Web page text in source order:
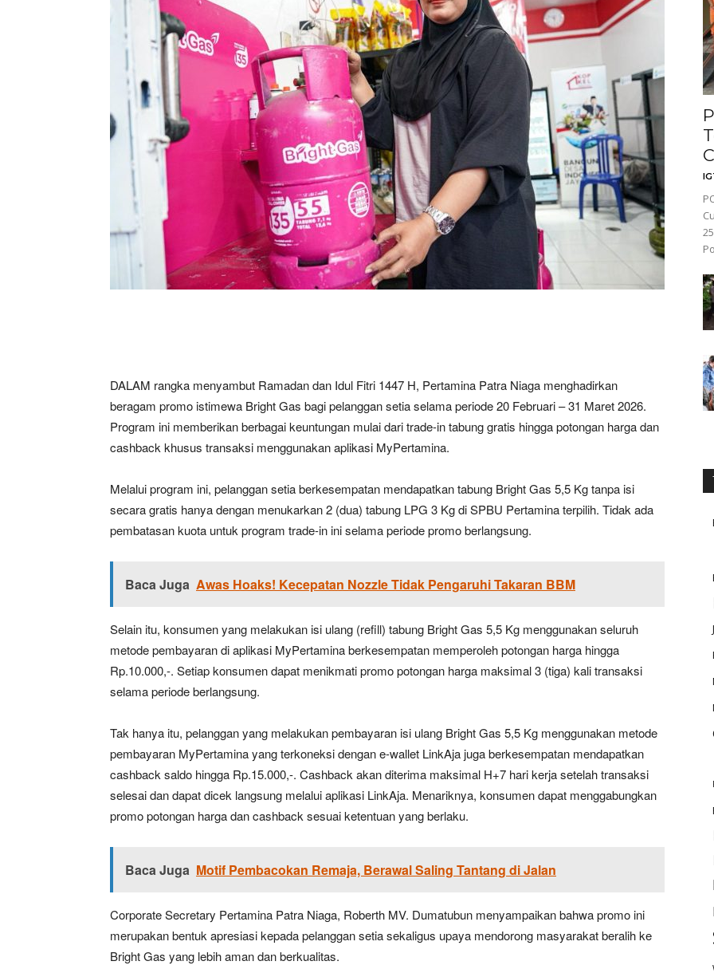
DALAM rangka menyambut Ramadan dan Idul Fitri 1447 H, Pertamina Patra Niaga menghadirkan
beragam promo istimewa Bright Gas bagi pelanggan setia selama periode 20 Februari – 31 Maret 2026.
Program ini memberikan berbagai keuntungan mulai dari trade-in tabung gratis hingga potongan harga dan
cashback khusus transaksi menggunakan aplikasi MyPertamina.
Melalui program ini, pelanggan setia berkesempatan mendapatkan tabung Bright Gas 5,5 Kg tanpa isi
secara gratis hanya dengan menukarkan 2 (dua) tabung LPG 3 Kg di SPBU Pertamina terpilih. Tidak ada
pembatasan kuota untuk program trade-in ini selama periode promo berlangsung.
Baca Juga Awas Hoaks! Kecepatan Nozzle Tidak Pengaruhi Takaran BBM
Selain itu, konsumen yang melakukan isi ulang (refill) tabung Bright Gas 5,5 Kg menggunakan seluruh
metode pembayaran di aplikasi MyPertamina berkesempatan memperoleh potongan harga hingga
Rp.10.000,-. Setiap konsumen dapat menikmati promo potongan harga maksimal 3 (tiga) kali transaksi
selama periode berlangsung.
Tak hanya itu, pelanggan yang melakukan pembayaran isi ulang Bright Gas 5,5 Kg menggunakan metode
pembayaran MyPertamina yang terkoneksi dengan e-wallet LinkAja juga berkesempatan mendapatkan
cashback saldo hingga Rp.15.000,-. Cashback akan diterima maksimal H+7 hari kerja setelah transaksi
selesai dan dapat dicek langsung melalui aplikasi LinkAja. Menariknya, konsumen dapat menggabungkan
promo potongan harga dan cashback sesuai ketentuan yang berlaku.
Baca Juga Motif Pembacokan Remaja, Berawal Saling Tantang di Jalan
Corporate Secretary Pertamina Patra Niaga, Roberth MV. Dumatubun menyampaikan bahwa promo ini
merupakan bentuk apresiasi kepada pelanggan setia sekaligus upaya mendorong masyarakat beralih ke
Bright Gas yang lebih aman dan berkualitas.